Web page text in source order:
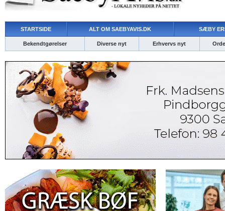
STARTSIDE ALT OM SAEBYAVIS.DK SÆBY
Bekendtgørelser Diverse nyt Erhvervs nyt